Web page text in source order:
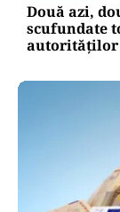
Două azi,
scufundate
autorităților